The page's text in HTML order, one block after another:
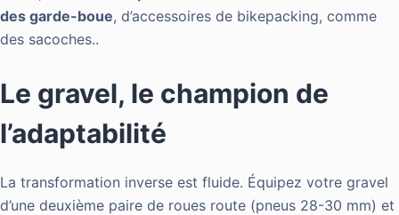
des garde-boue, d’accessoires de bikepacking, comme
des sacoches..
Le gravel, le champion de
l’adaptabilité
La transformation inverse est fluide. Équipez votre gravel
d’une deuxième paire de roues route (pneus 28-30 mm) et